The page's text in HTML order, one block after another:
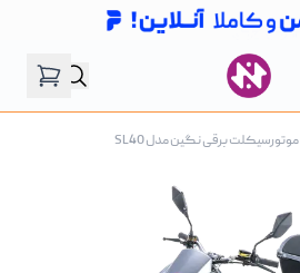
فروشگاه نگین موتور
موتورسیکلت برقی نگین مدل SL40